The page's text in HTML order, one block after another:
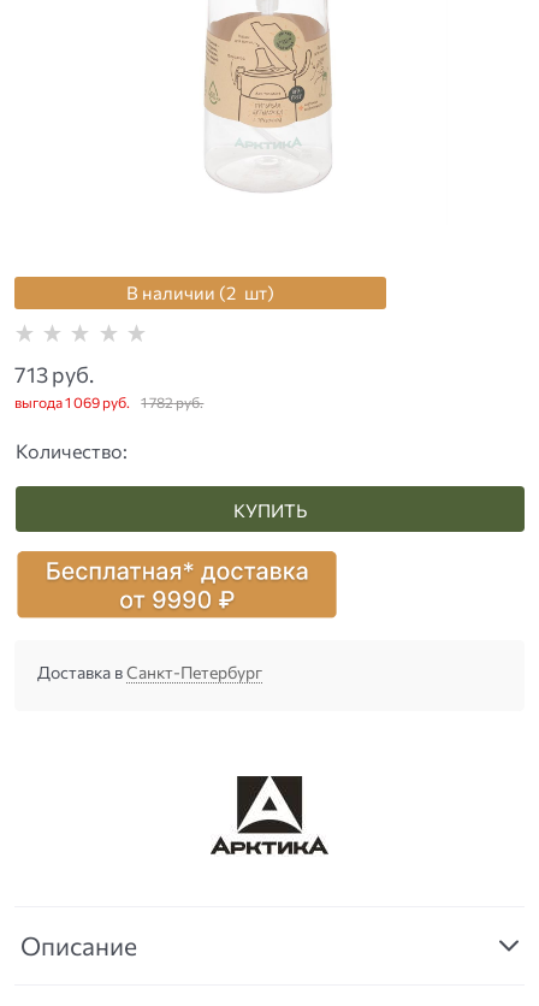
В наличии (2 шт)
1 782 руб.
713 руб.
выгода1 069 руб.
Количество:
КУПИТЬ
Доставка вСанкт-Петербург
Описание